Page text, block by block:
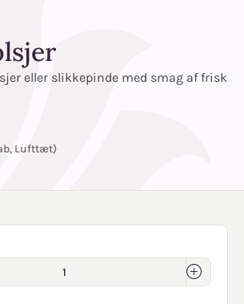
eller slikkepinde med smag af frisk
Lufttæt)